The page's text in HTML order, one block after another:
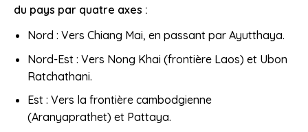
du pays par quatre axes :
Nord : Vers Chiang Mai, en passant par Ayutthaya.
Nord-Est : Vers Nong Khai (frontière Laos) et Ubon
Ratchathani.
Est : Vers la frontière cambodgienne
(Aranyaprathet) et Pattaya.